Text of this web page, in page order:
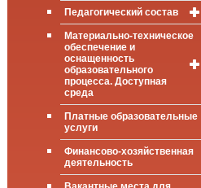
ООП НОО (ФГОС,
ФОП)
ООП ООО (ФГОС,
ФОП)
ООП СОО (ФГОС,
Педагогический состав
Педагоги,
реализующие
ООП НОО
Педагоги,
ООП ООО
реализующие
ООП ООО
Педагоги,
Материально-техническое
обеспечение и
оснащенность
образовательного
процесса. Доступная
среда
Общие сведения
Цифровая
(электронная)
библиотека
Платные образовательные
услуги
Финансово-хозяйственная
деятельность